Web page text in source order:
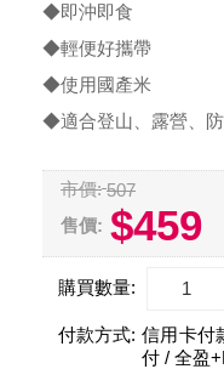
◆即沖即食
◆輕便好攜帶
◆使用國產米
◆適合登山、露營、
市價: 507
售價: $459
購買數量:
付款方式: 信用卡付
付 / 全盈